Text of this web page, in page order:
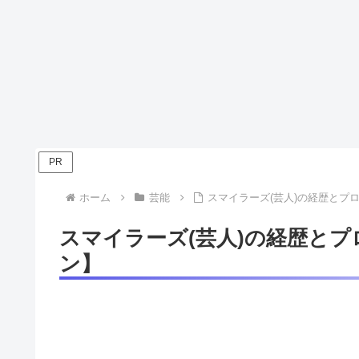
PR
ホーム 芸能 スマイラーズ(芸人)の経歴とプ
スマイラーズ(芸人)の経歴と
ン】